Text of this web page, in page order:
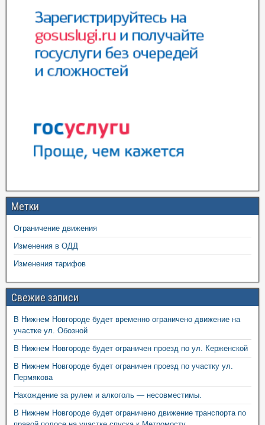
Метки
Ограничение движения
Изменения в ОДД
Изменения тарифов
Свежие записи
В Нижнем Новгороде будет временно ограничено движение на
участке ул. Обозной
В Нижнем Новгороде будет ограничен проезд по ул. Керженской
В Нижнем Новгороде будет ограничен проезд по участку ул.
Пермякова
Нахождение за рулем и алкоголь — несовместимы.
В Нижнем Новгороде будет ограничено движение транспорта по